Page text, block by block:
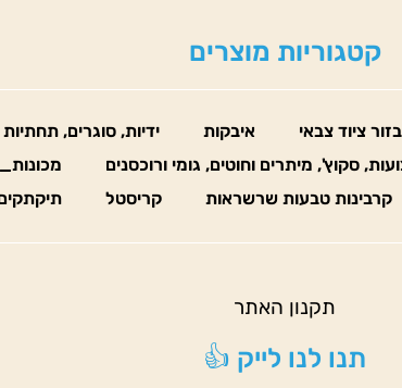
קטגוריות מוצרים
ציוד צבאי איבקות
ידיות, סוגרים,
סקוץ', מיתרים וחוטים, גומי ורוכסנים
קרבינות טבעות שרשראות קריסטל
תקנון האתר
תנו לנו לייק 👍